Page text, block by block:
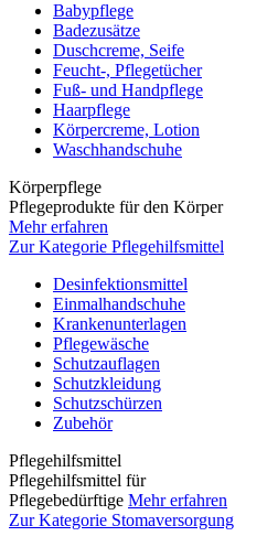
Babypflege
Badezusätze
Duschcreme, Seife
Feucht-, Pflegetücher
Fuß- und Handpflege
Haarpflege
Körpercreme, Lotion
Waschhandschuhe
Körperpflege
Pflegeprodukte für den Körper
Mehr erfahren
Zur Kategorie Pflegehilfsmittel
Desinfektionsmittel
Einmalhandschuhe
Krankenunterlagen
Pflegewäsche
Schutzauflagen
Schutzkleidung
Schutzschürzen
Zubehör
Pflegehilfsmittel
Pflegehilfsmittel für
Pflegebedürftige Mehr erfahren
Zur Kategorie Stomaversorgung